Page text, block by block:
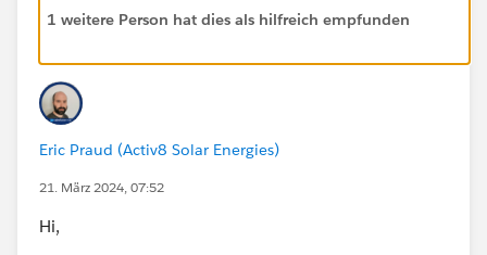
1 weitere Person hat dies als hilfreich empfunden
Eric Praud (Activ8 Solar Energies)
21. März 2024, 07:52
Hi,